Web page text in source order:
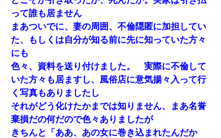
って誰も居ません
まあついでに、妻の周囲、不倫隠匿に加担してい
た、もしくは自分が知る前に先に知っていた方々
にも
色々、資料を送り付けました。 実際に不倫して
いた方々も居ますし、風俗店に意気揚々入って行
く写真もありましたし
それがどう化けたかまでは知りません、まあ名誉
棄損だの何だので色々ありましたが
きちんと「ああ、あの女に巻き込まれたんだか